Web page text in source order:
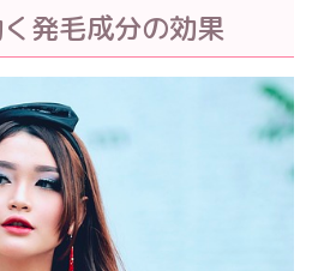
発毛成分の効果